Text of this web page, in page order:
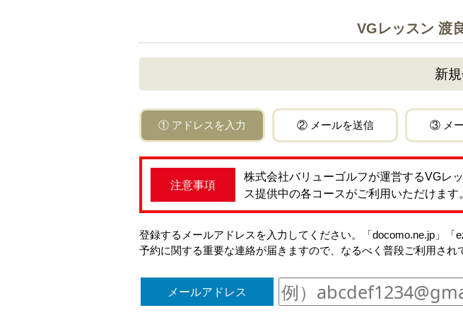
VGレッスン 渡
新
① アドレスを入力 ② メールを送信 ③ メ
注意事項
株式会社バリューゴルフが運営するVGレ
ス提供中の各コースがご利用いただけます。
登録するメールアドレスを入力してください。「docomo.ne.jp」「
予約に関する重要な連絡が届きますので、なるべく普段ご利用され
メールアドレス